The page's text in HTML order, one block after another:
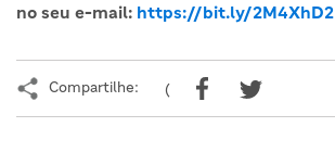
no seu e-mail: https://bit.ly/2M4XhD2
Compartilhe: (